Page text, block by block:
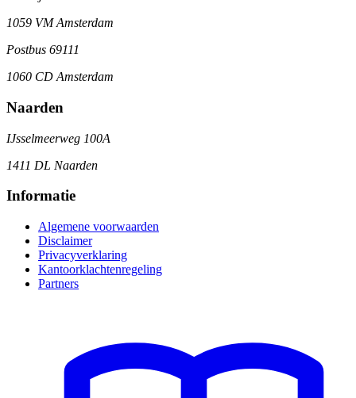
1059 VM Amsterdam
Postbus 69111
1060 CD Amsterdam
Naarden
IJsselmeerweg 100A
1411 DL Naarden
Informatie
Algemene voorwaarden
Disclaimer
Privacyverklaring
Kantoorklachtenregeling
Partners